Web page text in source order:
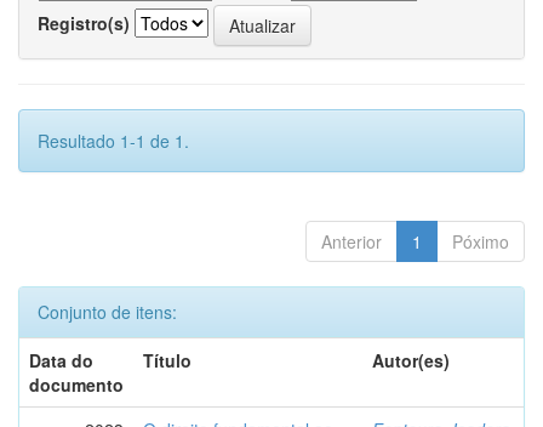
Registro(s)
Resultado 1-1 de 1.
Anterior 1 Póximo
Conjunto de itens:
Data do
documento
Título Autor(es)